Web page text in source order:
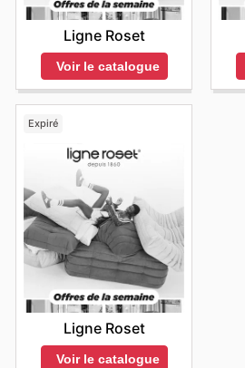
Ligne Roset
Voir le catalogue
Expiré
Ligne Roset
Voir le catalogue